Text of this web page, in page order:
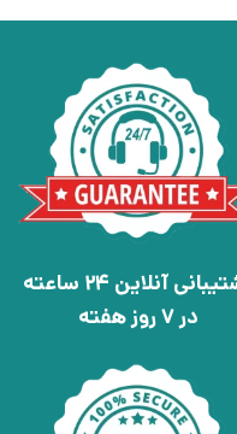
پشتیبانی آنلاین 24 ساعته
در 7 روز هفته